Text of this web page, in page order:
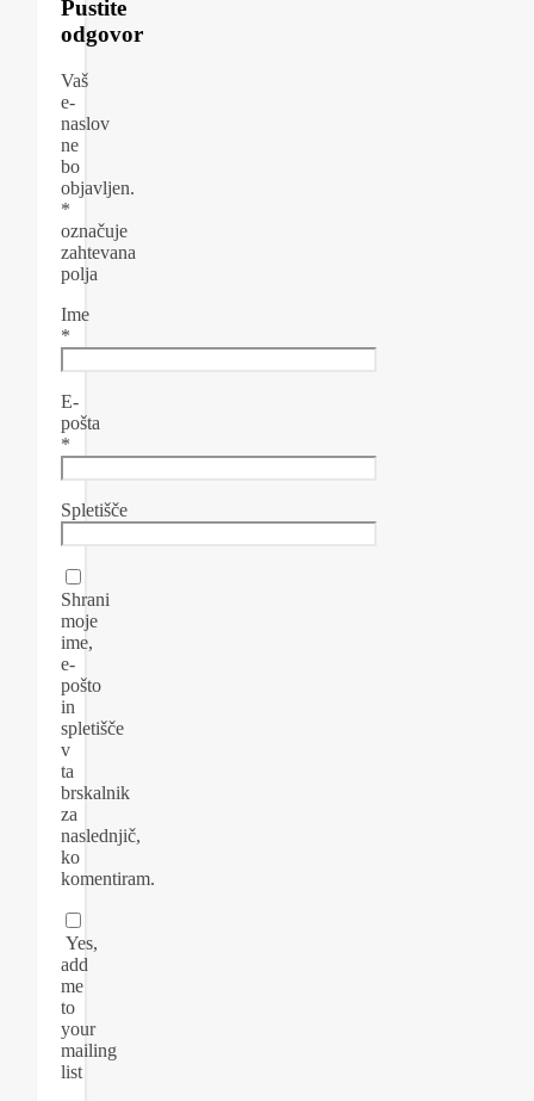
Pustite
odgovor
Vaš
e-
naslov
ne
bo
objavljen.
*
označuje
zahtevana
polja
Ime
*
E-
pošta
*
Spletišče
Shrani
moje
ime,
e-
pošto
in
spletišče
v
ta
brskalnik
za
naslednjič,
ko
komentiram.
Yes,
add
me
to
your
mailing
list